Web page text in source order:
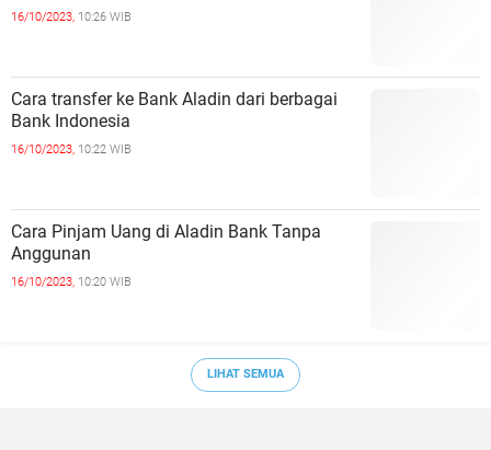
16/10/2023, 10:26 WIB
Cara transfer ke Bank Aladin dari berbagai
Bank Indonesia
16/10/2023, 10:22 WIB
Cara Pinjam Uang di Aladin Bank Tanpa
Anggunan
16/10/2023, 10:20 WIB
LIHAT SEMUA